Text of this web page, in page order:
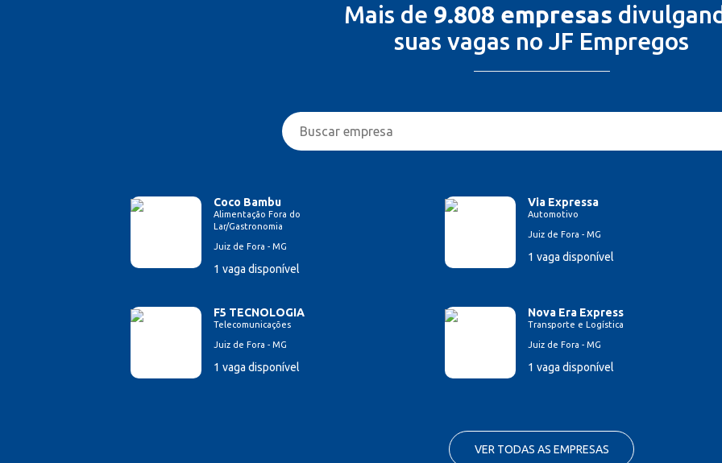
Mais de 9.808 empresas
suas vagas no JF Empregos
Coco Bambu
Alimentação Fora do
Lar/Gastronomia
Juiz de Fora - MG
1 vaga disponível
Via Expressa
Automotivo
Juiz de Fora - MG
1 vaga disponível
F5 TECNOLOGIA
Telecomunicações
Juiz de Fora - MG
1 vaga disponível
Nova Era Express
Transporte e Logística
Juiz de Fora - MG
1 vaga disponível
VER TODAS AS EMPRESAS